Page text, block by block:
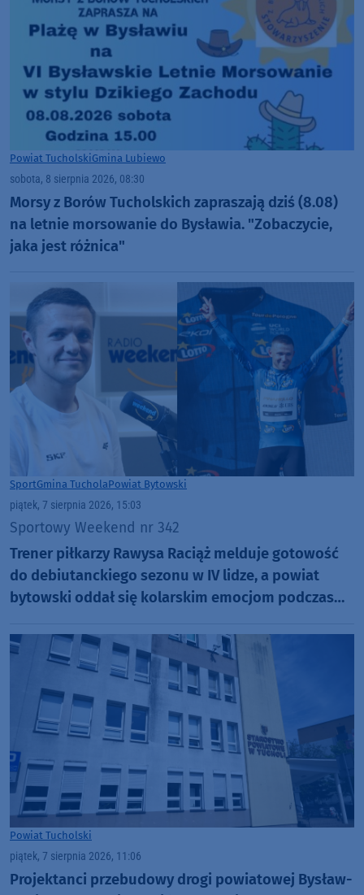
Powiat TucholskiGmina Lubiewo
sobota, 8 sierpnia 2026, 08:30
Morsy z Borów Tucholskich zapraszają dziś (8.08)
na letnie morsowanie do Bysławia. "Zobaczycie,
jaka jest różnica"
SportGmina TucholaPowiat Bytowski
piątek, 7 sierpnia 2026, 15:03
Sportowy Weekend nr 342
Trener piłkarzy Rawysa Raciąż melduje gotowość
do debiutanckiego sezonu w IV lidze, a powiat
bytowski oddał się kolarskim emocjom podczas
Powiat Tucholski
piątek, 7 sierpnia 2026, 11:06
Projektanci przebudowy drogi powiatowej Bysław-